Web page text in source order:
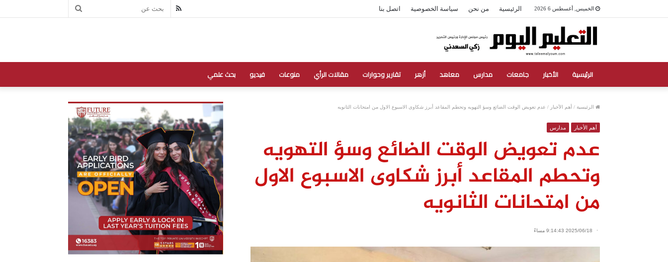
الخميس, أغسطس 6 2026 الرئيسية من نحن سياسة الخصوصية اتصل بنا بحث RSS
الرئيسية الأخبار جامعات مدارس معاهد أزهر تقارير وحوارات مقالات الرأي منوعات فيديو بحث علمي
الرئيسية / أهم الأخبار / عدم تعويض الوقت الضائع وسؤ التهويه وتحطم المقاعد أبرز شكاوى الاسبوع الاول من امتحانات الثانويه
أهم الأخبار مدارس
عدم تعويض الوقت الضائع وسؤ التهويه
وتحطم المقاعد أبرز شكاوى الاسبوع الاول
من امتحانات الثانويه
2025/06/18 9:14:43 مساءً